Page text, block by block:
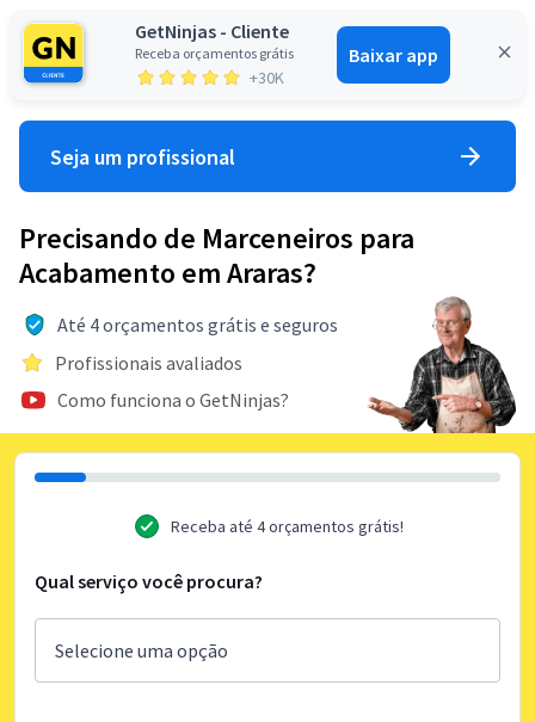
GetNinjas - Cliente
Receba orçamentos grátis
+30K
Baixar app
Entrar
Seja um profissional
Precisando de Marceneiros para
Acabamento em Araras?
Até 4 orçamentos grátis e seguros
Profissionais avaliados
Como funciona o GetNinjas?
Receba até 4 orçamentos grátis!
Qual serviço você procura?